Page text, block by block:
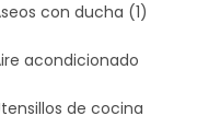
con ducha (1)
acondicionado
de cocina